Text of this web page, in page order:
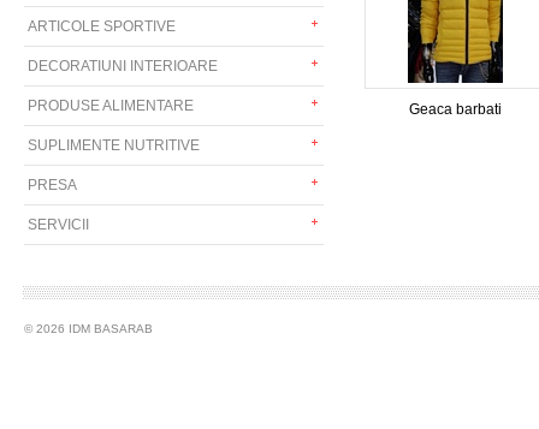
ARTICOLE SPORTIVE
DECORATIUNI INTERIOARE
PRODUSE ALIMENTARE
SUPLIMENTE NUTRITIVE
PRESA
SERVICII
Geaca barbati
© 2026 IDM BASARAB